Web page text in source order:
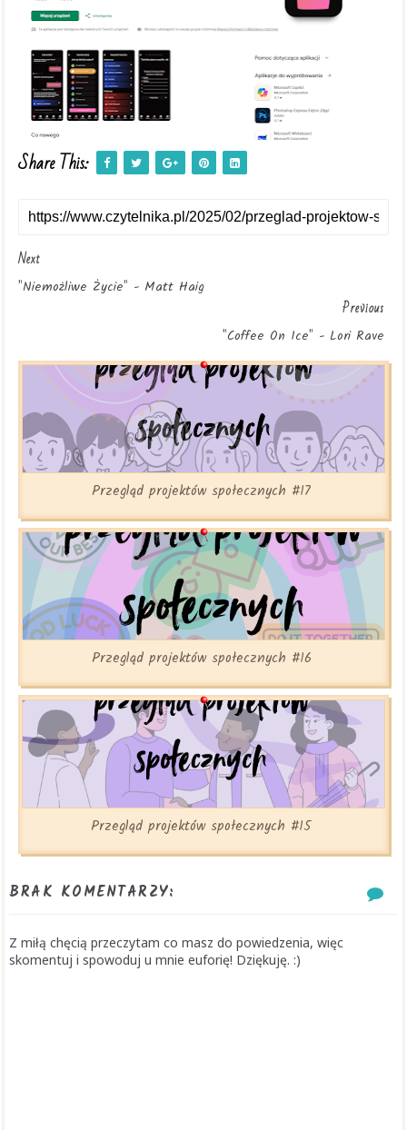
Share This:
Next
"Niemożliwe Życie" - Matt Haig
Previous
"Coffee On Ice" - Lori Rave
Przegląd projektów społecznych #17
Przegląd projektów społecznych #16
Przegląd projektów społecznych #15
BRAK KOMENTARZY:
Z miłą chęcią przeczytam co masz do powiedzenia, więc
skomentuj i spowoduj u mnie euforię! Dziękuję. :)